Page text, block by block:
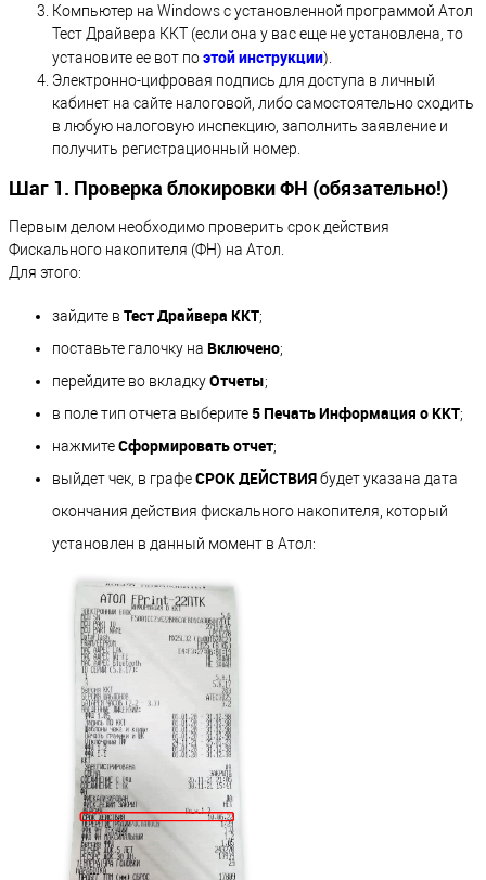
Компьютер на Windows с установленной программой Атол
Тест Драйвера ККТ (если она у вас еще не установлена, то
установите ее вот поэтой инструкции).
Электронно-цифровая подпись для доступа в личный
кабинет на сайте налоговой, либо самостоятельно сходить
в любую налоговую инспекцию, заполнить заявление и
получить регистрационный номер.
Шаг 1. Проверка блокировки ФН (обязательно!)
Первым делом необходимо проверить срок действия
Фискального накопителя (ФН) на Атол.
Для этого:
зайдите в Тест Драйвера ККТ;
поставьте галочку на Включено;
перейдите во вкладкуОтчеты;
в поле тип отчета выберите5 Печать Информация о ККТ;
нажмитеСформировать отчет;
выйдет чек, в графеСРОК ДЕЙСТВИЯбудет указана дата
окончания действия фискального накопителя, который
установлен в данный момент в Атол: